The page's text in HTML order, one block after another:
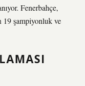
Fenerbahçe,
19 şampiyonluk ve